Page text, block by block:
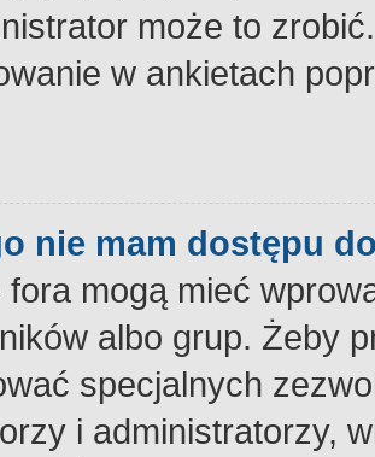
może to
w ankietach
nie mam dostępu
fora mogą mieć
albo grup. Żeby
specjalnych
i administratorzy,